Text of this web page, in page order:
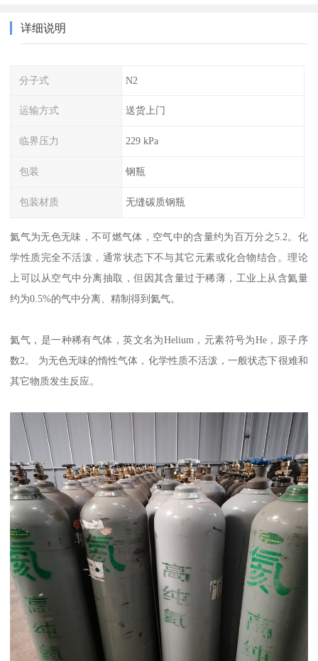
详细说明
分子式 N2
运输方式 送货上门
临界压力 229 kPa
包装 钢瓶
包装材质 无缝碳质钢瓶
氦气为无色无味，不可燃气体，空气中的含量约为百万分之5.2。化
学性质完全不活泼，通常状态下不与其它元素或化合物结合。理论
上可以从空气中分离抽取，但因其含量过于稀薄，工业上从含氦量
约为0.5%的气中分离、精制得到氦气。
氦气，是一种稀有气体，英文名为Helium，元素符号为He，原子序
数2。 为无色无味的惰性气体，化学性质不活泼，一般状态下很难和
其它物质发生反应。